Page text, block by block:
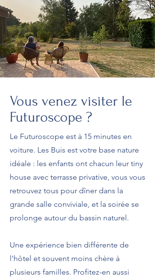
Vous venez visiter le
Futuroscope ?
Le Futuroscope est à 15 minutes en
voiture. Les Buis est votre base nature
idéale : les enfants ont chacun leur tiny
house avec terrasse privative, vous vous
retrouvez tous pour dîner dans la
grande salle conviviale, et la soirée se
prolonge autour du bassin naturel.
Une expérience bien différente de
l'hôtel et souvent moins chère à
plusieurs familles. Profitez-en aussi